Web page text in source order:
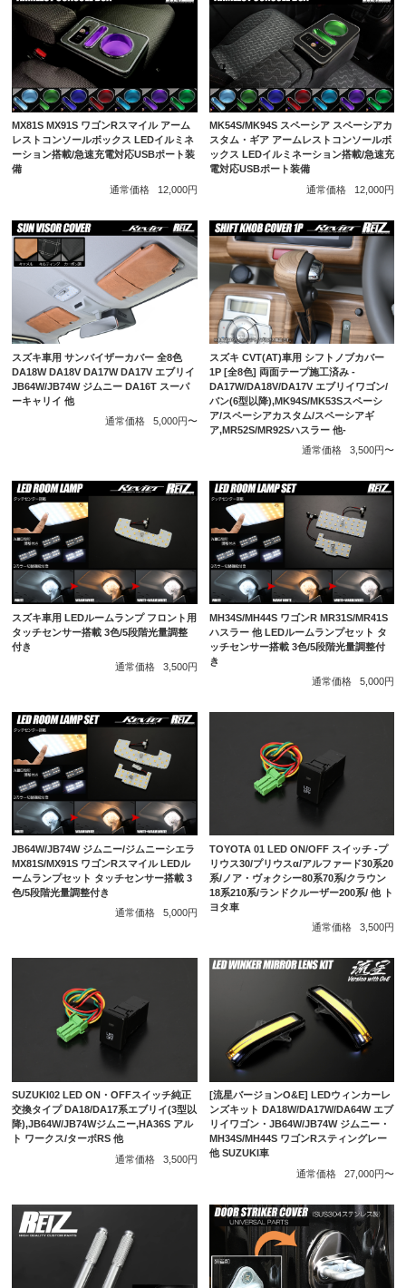
MX81S MX91S ワゴンRスマイル アーム
レストコンソールボックス LEDイルミネ
ーション搭載/急速充電対応USBポート装
備
通常価格
12,000円
MK54S/MK94S スペーシア スペーシアカ
スタム・ギア アームレストコンソールボ
ックス LEDイルミネーション搭載/急速充
電対応USBポート装備
通常価格
12,000円
スズキ車用 サンバイザーカバー 全8色
DA18W DA18V DA17W DA17V エブリイ
JB64W/JB74W ジムニー DA16T スーパ
ーキャリイ 他
通常価格
5,000円〜
スズキ CVT(AT)車用 シフトノブカバー
1P [全8色] 両面テープ施工済み -
DA17W/DA18V/DA17V エブリイワゴン/
バン(6型以降),MK94S/MK53Sスペーシ
ア/スペーシアカスタム/スペーシアギ
ア,MR52S/MR92Sハスラー 他-
通常価格
3,500円〜
スズキ車用 LEDルームランプ フロント用
タッチセンサー搭載 3色/5段階光量調整
付き
通常価格
3,500円
MH34S/MH44S ワゴンR MR31S/MR41S
ハスラー 他 LEDルームランプセット タ
ッチセンサー搭載 3色/5段階光量調整付
き
通常価格
5,000円
JB64W/JB74W ジムニー/ジムニーシエラ
MX81S/MX91S ワゴンRスマイル LEDル
ームランプセット タッチセンサー搭載 3
色/5段階光量調整付き
通常価格
5,000円
TOYOTA 01 LED ON/OFF スイッチ -プ
リウス30/プリウスα/アルファード30系20
系/ノア・ヴォクシー80系70系/クラウン
18系210系/ランドクルーザー200系/ 他 ト
ヨタ車
通常価格
3,500円
SUZUKI02 LED ON・OFFスイッチ純正
交換タイプ DA18/DA17系エブリイ(3型以
降),JB64W/JB74Wジムニー,HA36S アル
ト ワークス/ターボRS 他
通常価格
3,500円
[流星バージョンO&E] LEDウィンカーレ
ンズキット DA18W/DA17W/DA64W エブ
リイワゴン・JB64W/JB74W ジムニー・
MH34S/MH44S ワゴンRスティングレー
他 SUZUKI車
通常価格
27,000円〜